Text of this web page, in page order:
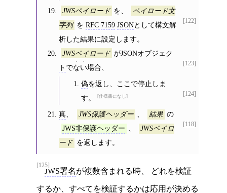
[122]
JWSペイロード を、
ペイロード文
字列 を RFC 7159 JSONとして構文解
析した結果に設定します。
[123]
JWSペイロード がJSONオブジェク
ト でない場合、
[124]
偽を返し、ここで停止しま
す。 仕様書になし
[118]
真、 JWS保護ヘッダー 、 結果 の
JWS非保護ヘッダー 、
JWSペイロ
ード を返します。
[125]
JWS署名が複数含まれる時、 どれを検証
するか、すべてを検証するかは応用 が決める